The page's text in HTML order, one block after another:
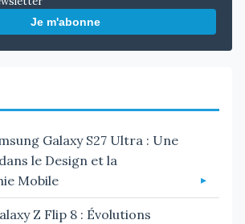
Je m'abonne
Galaxy S27 Ultra : Une
le Design et la
Mobile
Z Flip 8 : Évolutions